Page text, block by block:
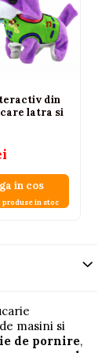
din
latra si
in cos
produse in stoc
masini si
de pornire,